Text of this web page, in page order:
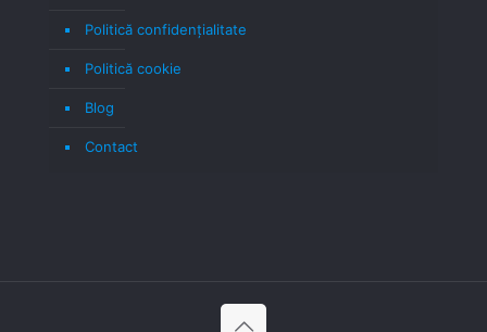
Politică confidenţialitate
Politică cookie
Blog
Contact